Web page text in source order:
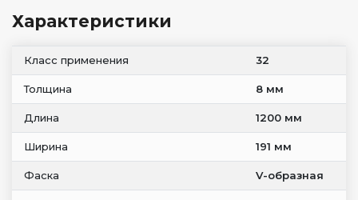
Характеристики
Класс применения 32
Толщина 8 мм
Длина 1200 мм
Ширина 191 мм
Фаска V-образная